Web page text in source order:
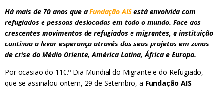
Há mais de 70 anos que a Fundação AISestá envolvida com
refugiados e pessoas deslocadas em todo o mundo. Face aos
crescentes movimentos de refugiados e migrantes, a instituição
continua a levar esperança através dos seus projetos em zonas
de crise do Médio Oriente, América Latina, África e Europa.
Por ocasião do 110.º Dia Mundial do Migrante e do Refugiado,
que se assinalou ontem, 29 de Setembro, a Fundação AIS